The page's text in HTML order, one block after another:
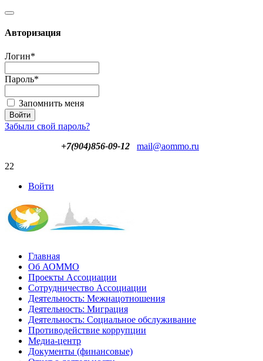
Авторизация
Логин*
Пароль*
Запомнить меня
Забыли свой пароль?
+7(904)856-09-12
mail@aommo.ru
22
Войти
Главная
Об АОММО
Проекты Ассоциации
Сотрудничество Ассоциации
Деятельность: Межнацотношения
Деятельность: Миграция
Деятельность: Социальное обслуживание
Противодействие коррупции
Медиа-центр
Документы (финансовые)